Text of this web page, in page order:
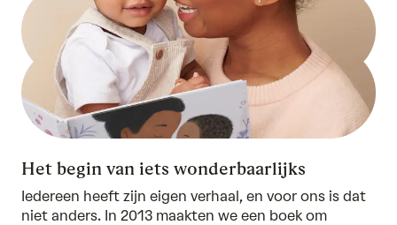
Het begin van iets wonderbaarlijks
Iedereen heeft zijn eigen verhaal, en voor ons is dat
niet anders. In 2013 maakten we een boek om